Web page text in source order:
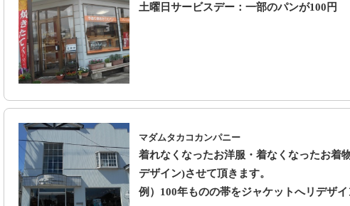
土曜日サービスデー：一部のパンが100円
マダムタカコカンパニー
着れなくなったお洋服・着なくなったお着
デザイン)させて頂きます。
例）100年ものの帯をジャケットへリデザイ